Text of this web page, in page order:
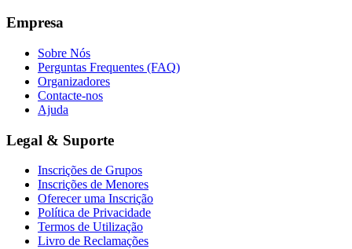
Empresa
Sobre Nós
Perguntas Frequentes (FAQ)
Organizadores
Contacte-nos
Ajuda
Legal & Suporte
Inscrições de Grupos
Inscrições de Menores
Oferecer uma Inscrição
Política de Privacidade
Termos de Utilização
Livro de Reclamações